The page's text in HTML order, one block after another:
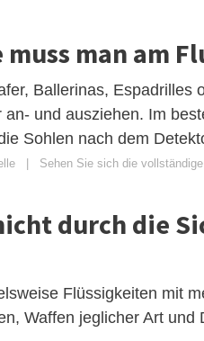
muss man am
Ballerinas, Espadrilles
und ausziehen. Im
Sohlen nach dem
| Sehen Sie sich die
durch die
Flüssigkeiten mit
Waffen jeglicher Art